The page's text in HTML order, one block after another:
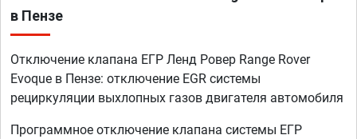
в Пензе
Отключение клапана ЕГР Ленд Ровер Range Rover
Evoque в Пензе: отключение EGR системы
рециркуляции выхлопных газов двигателя автомобиля
Программное отключение клапана системы ЕГР